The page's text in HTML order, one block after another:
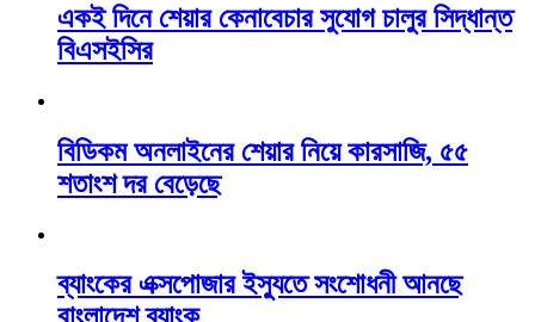
একই দিনে শেয়ার কেনাবেচার সুযোগ চালুর সিদ্ধান্ত
বিএসইসির
বিডিকম অনলাইনের শেয়ার নিয়ে কারসাজি, ৫৫
শতাংশ দর বেড়েছে
ব্যাংকের এক্সপোজার ইস্যুতে সংশোধনী আনছে